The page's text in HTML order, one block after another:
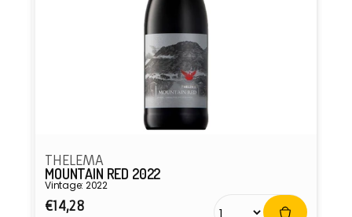
THELEMA
MOUNTAIN RED 2022
Vintage: 2022
Normale
€14,28